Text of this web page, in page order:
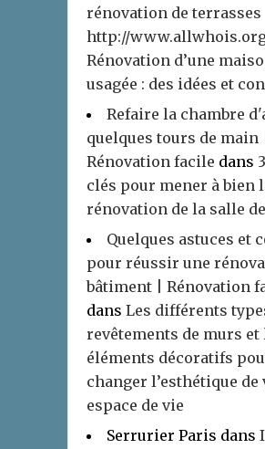
rénovation de terrasses
http://
Rénovation d’une
usagée : des idées et
Refaire la chambre
quelques tours de main |
Rénovation facile dans
clés pour mener à bien
rénovation de la salle
Quelques astuces et
pour réussir une
bâtiment | Rénovation
dans Les différents
revêtements de murs et
éléments décoratifs
changer l’esthétique de
espace de vie
Serrurier Paris dans